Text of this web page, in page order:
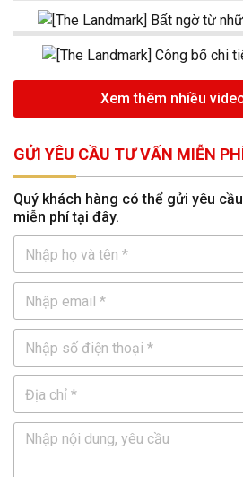
Xem thêm nhiều
GỬI YÊU CẦU TƯ VẤN MIỄN
Quý khách hàng có thể gửi yêu
miễn phí tại đây.